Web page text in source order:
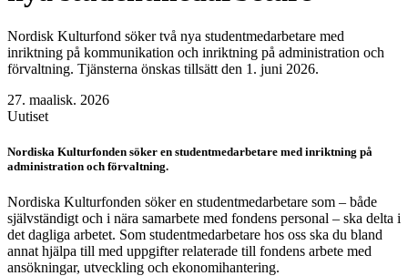
Nordisk Kulturfond söker två nya studentmedarbetare med
inriktning på kommunikation och inriktning på administration och
förvaltning. Tjänsterna önskas tillsätt den 1. juni 2026.
27. maalisk. 2026
Uutiset
Nordiska Kulturfonden söker en studentmedarbetare med inriktning på
administration och förvaltning.
Nordiska Kulturfonden söker en studentmedarbetare som – både
självständigt och i nära samarbete med fondens personal – ska delta i
det dagliga arbetet. Som studentmedarbetare hos oss ska du bland
annat hjälpa till med uppgifter relaterade till fondens arbete med
ansökningar, utveckling och ekonomihantering.